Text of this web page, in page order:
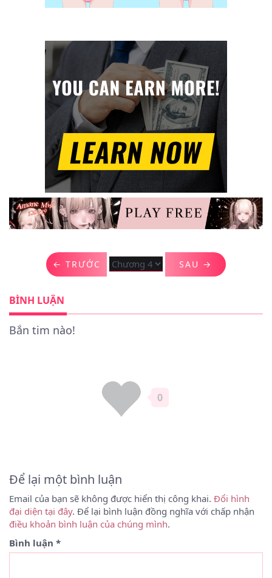
← TRƯỚC SAU →
BÌNH LUẬN
Bắn tim nào!
0
Để lại một bình luận
Email của bạn sẽ không được hiển thị công khai. Đổi hình
đại diện tại đây. Để lại bình luận đồng nghĩa với chấp nhận
điều khoản bình luận của chúng mình.
Bình luận *